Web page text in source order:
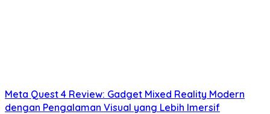
Meta Quest 4 Review: Gadget Mixed Reality Modern
dengan Pengalaman Visual yang Lebih Imersif